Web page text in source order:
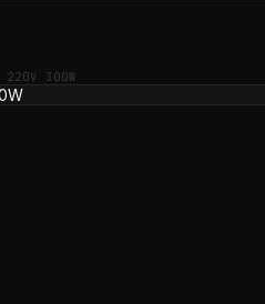
220V 300W